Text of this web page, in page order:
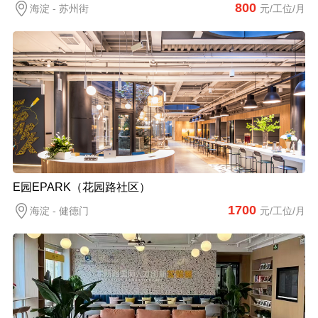
海淀 - 苏州街 800 元/工位/月
E园EPARK（花园路社区）
海淀 - 健德门 1700 元/工位/月